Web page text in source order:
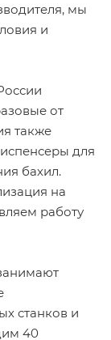
мы
и
от
также
для
бахил.
на
работу
станков и
40